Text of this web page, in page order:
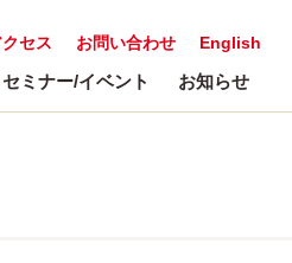
English
お問い合わせ
セス
セミナー/イベント お知らせ